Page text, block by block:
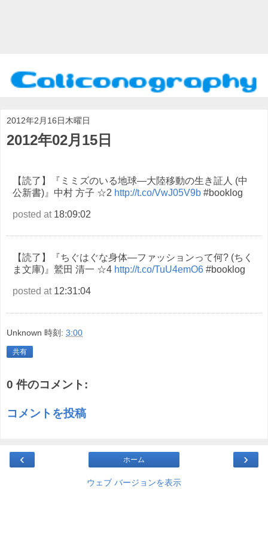
2012年2月16日木曜日
2012年02月15日
【読了】『ミミズのいる地球―大陸移動の生き証人 (中
公新書)』中村 方子 ☆2 http://t.co/VwJ05V9b #booklog
posted at18:09:02
【読了】『ちぐはぐな身体―ファッションって何? (ちく
ま文庫)』鷲田 清一 ☆4 http://t.co/TuU4emO6 #booklog
posted at12:31:04
Unknown 時刻: 3:00
共有
0 件のコメント:
コメントを投稿
‹ ›
ホーム
ウェブ バージョンを表示